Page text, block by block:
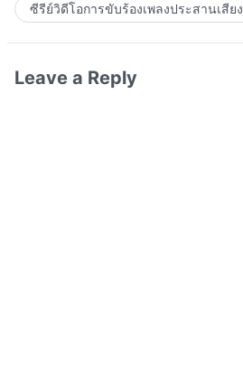
ซีรีย์วิดีโอการขับร้องเพลงประสานเสียง
Leave a Reply